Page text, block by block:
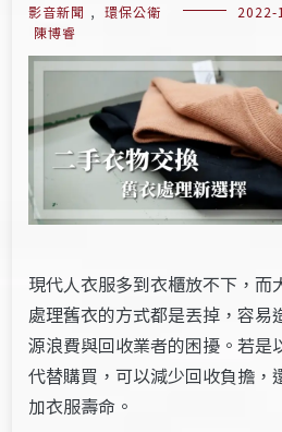
影音新聞 , 環保公衛
2022-
陳博睿
現代人衣服多到衣櫃放不下，而
處理舊衣的方式都是丟掉，容易
源浪費與回收業者的困擾。若是
代替購買，可以減少回收負擔，
加衣服壽命。